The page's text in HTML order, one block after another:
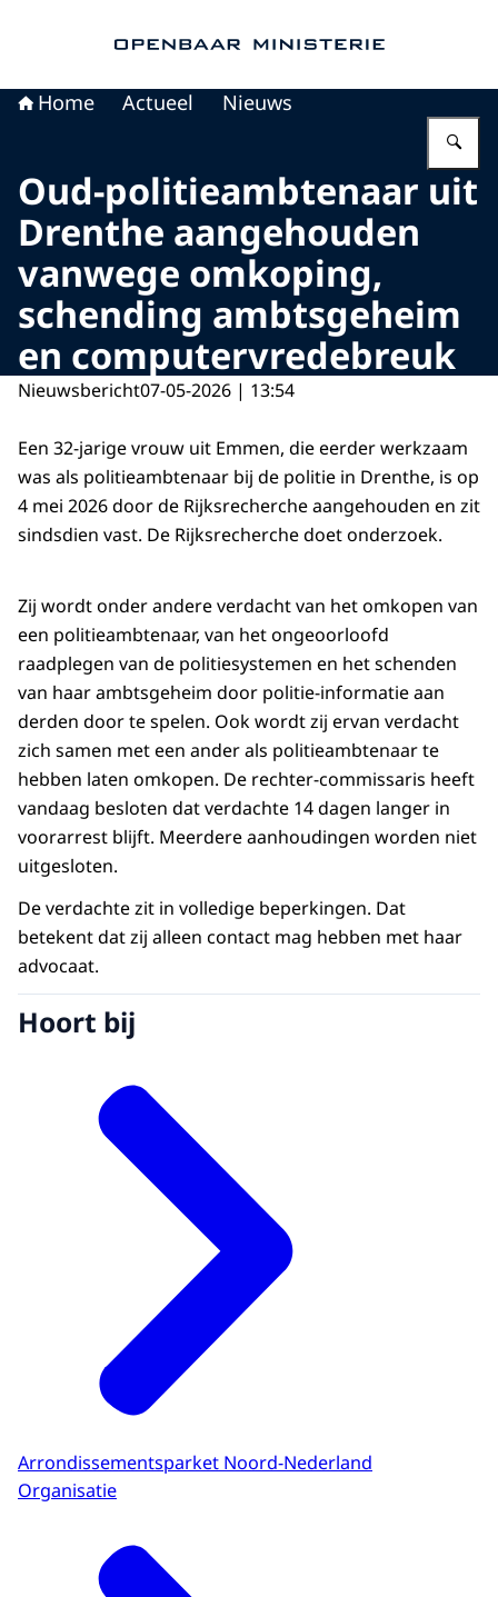
Home Actueel Nieuws
Oud-politieambtenaar uit
Drenthe aangehouden
vanwege omkoping,
schending ambtsgeheim
en computervredebreuk
Nieuwsbericht07-05-2026 | 13:54
Een 32-jarige vrouw uit Emmen, die eerder werkzaam
was als politieambtenaar bij de politie in Drenthe, is op
4 mei 2026 door de Rijksrecherche aangehouden en zit
sindsdien vast. De Rijksrecherche doet onderzoek.
Zij wordt onder andere verdacht van het omkopen van
een politieambtenaar, van het ongeoorloofd
raadplegen van de politiesystemen en het schenden
van haar ambtsgeheim door politie-informatie aan
derden door te spelen. Ook wordt zij ervan verdacht
zich samen met een ander als politieambtenaar te
hebben laten omkopen. De rechter-commissaris heeft
vandaag besloten dat verdachte 14 dagen langer in
voorarrest blijft. Meerdere aanhoudingen worden niet
uitgesloten.
De verdachte zit in volledige beperkingen. Dat
betekent dat zij alleen contact mag hebben met haar
advocaat.
Hoort bij
Arrondissementsparket Noord-Nederland
Organisatie